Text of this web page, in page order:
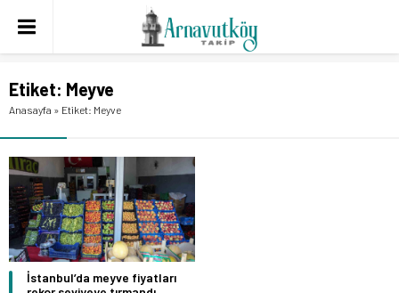
Etiket: Meyve
Anasayfa » Etiket: Meyve
İstanbul’da meyve fiyatları